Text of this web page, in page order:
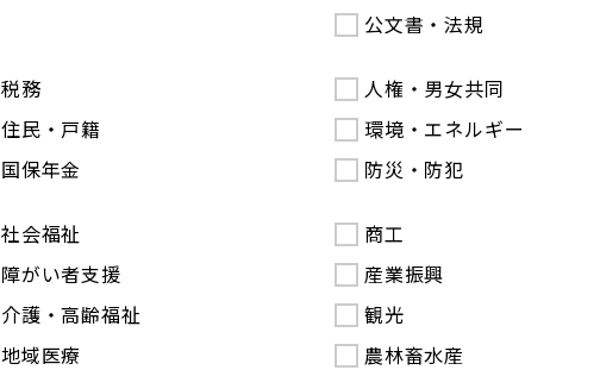
公文書・法規
税務
住民・戸籍
国保年金
人権・男女共同
環境・エネルギー
防災・防犯
社会福祉
障がい者支援
介護・高齢福祉
地域医療
商工
産業振興
観光
農林畜水産